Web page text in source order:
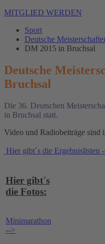
MITGLIED WERDEN
Sport
Deutsche
DM 2015 in Bruchsal
Deutsche
Bruchsal
Die 36. Deutschen
in Bruchsal statt.
Video und Radiobeiträge sind
Hier gibt´s die Ergebnislisten
Hier gibt´s
die Fotos:
Minimarathon
-->